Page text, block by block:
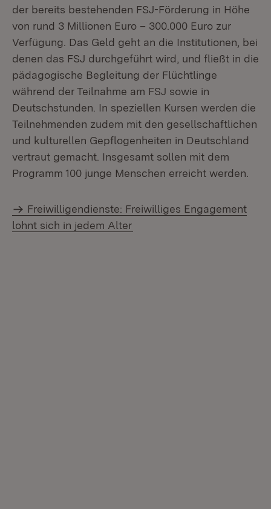
der bereits bestehenden FSJ-Förderung in Höhe
von rund 3 Millionen Euro – 300.000 Euro zur
Verfügung. Das Geld geht an die Institutionen, bei
denen das FSJ durchgeführt wird, und fließt in die
pädagogische Begleitung der Flüchtlinge
während der Teilnahme am FSJ sowie in
Deutschstunden. In speziellen Kursen werden die
Teilnehmenden zudem mit den gesellschaftlichen
und kulturellen Gepflogenheiten in Deutschland
vertraut gemacht. Insgesamt sollen mit dem
Programm 100 junge Menschen erreicht werden.
Freiwilligendienste: Freiwilliges Engagement
lohnt sich in jedem Alter